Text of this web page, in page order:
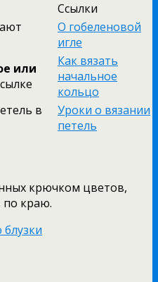
Ссылки
О гобеленовой
игле
или
Как вязать
начальное
кольцо
в
Уроки о вязании
петель
крючком цветов,
по краю.